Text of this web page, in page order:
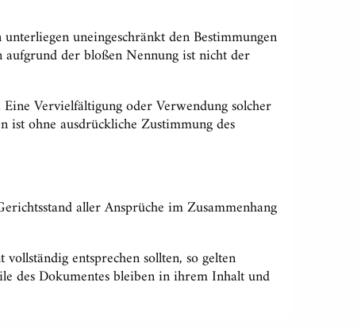
uneingeschränkt den Bestimmungen
aufgrund der bloßen Nennung ist nicht der
Vervielfältigung oder Verwendung solcher
ist ohne ausdrückliche Zustimmung des
aller Ansprüche im Zusammenhang
entsprechen sollten, so gelten
des Dokumentes bleiben in ihrem Inhalt und